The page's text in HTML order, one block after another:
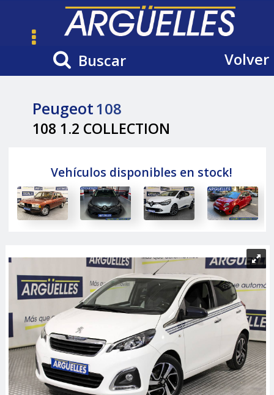
Buscar Volver
Peugeot108
108 1.2 COLLECTION
Vehículos disponibles en stock!